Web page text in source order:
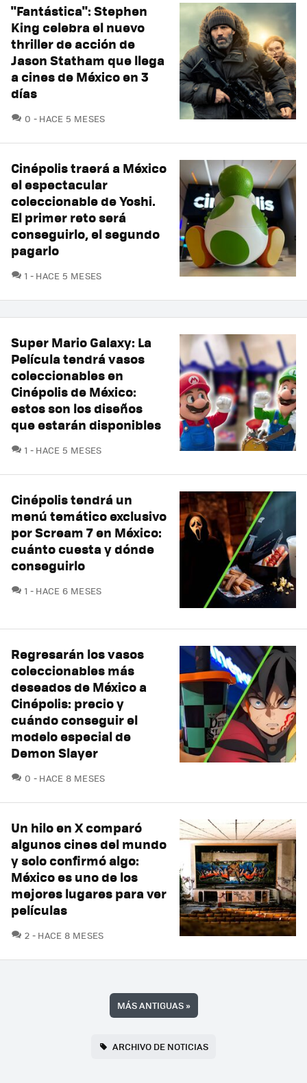
"Fantástica": Stephen
King celebra el nuevo
thriller de acción de
Jason Statham que llega
a cines de México en 3
días
0 COMENTARIOS
HACE 5 MESES
Cinépolis traerá a México
el espectacular
coleccionable de Yoshi.
El primer reto será
conseguirlo, el segundo
pagarlo
1 COMENTARIOS
HACE 5 MESES
Super Mario Galaxy: La
Película tendrá vasos
coleccionables en
Cinépolis de México:
estos son los diseños
que estarán disponibles
1 COMENTARIOS
HACE 5 MESES
Cinépolis tendrá un
menú temático exclusivo
por Scream 7 en México:
cuánto cuesta y dónde
conseguirlo
1 COMENTARIOS
HACE 6 MESES
Regresarán los vasos
coleccionables más
deseados de México a
Cinépolis: precio y
cuándo conseguir el
modelo especial de
Demon Slayer
0 COMENTARIOS
HACE 8 MESES
Un hilo en X comparó
algunos cines del mundo
y solo confirmó algo:
México es uno de los
mejores lugares para ver
películas
2 COMENTARIOS
HACE 8 MESES
MÁS ANTIGUAS»
ARCHIVO DE NOTICIAS